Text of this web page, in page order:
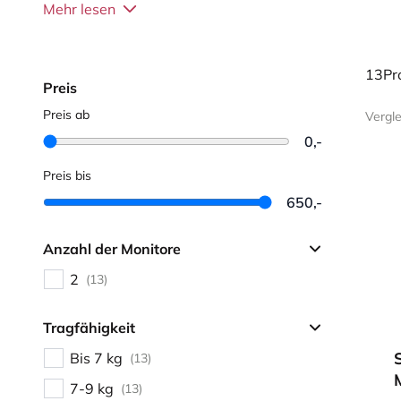
was zu einer komfortablen und produktiven
Mehr lesen
Preis
Preis ab
0,-
Preis bis
650,-
Anzahl der Monitore
2 (13)
Tragfähigkeit
Bis 7 kg (13)
7-9 kg (13)